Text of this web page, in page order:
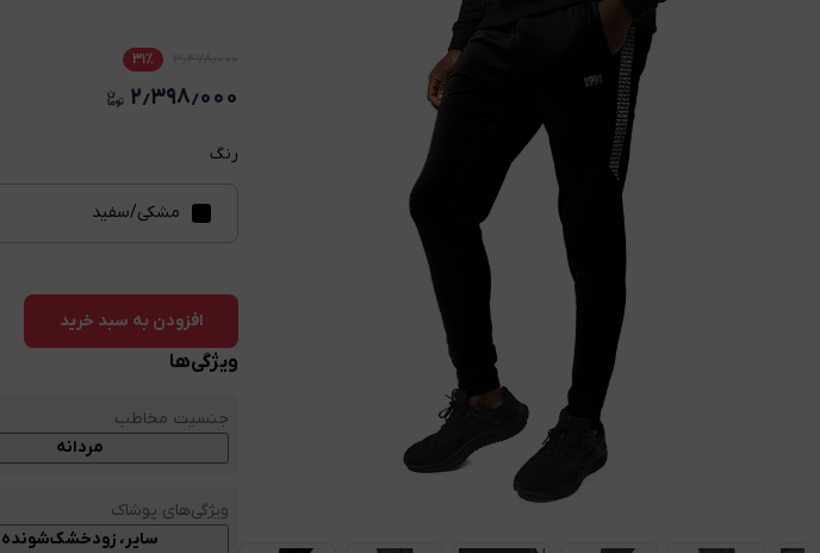
۳۱٪
۲٫۳۹۸٫۰۰۰
رنگ
مشکی/سفید
افزودن به سبد خرید
ویژگی‌ها
جنسیت مخاطب
مردانه
ویژگی‌های پوشاک
سایر، زودخشک‌شونده